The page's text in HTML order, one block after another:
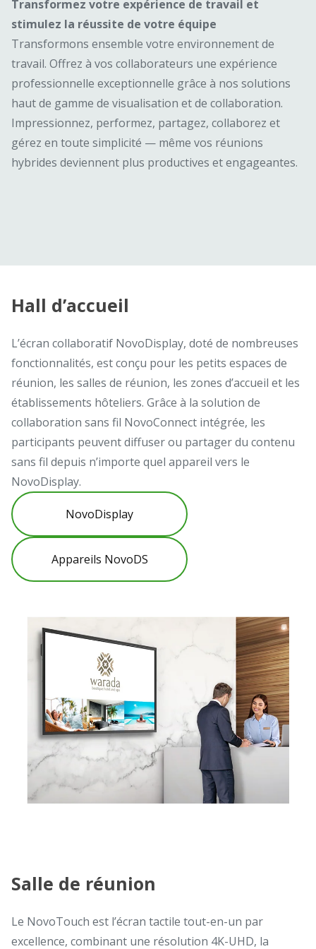
Transformez votre expérience de travail et
stimulez la réussite de votre équipe
Transformons ensemble votre environnement de
travail. Offrez à vos collaborateurs une expérience
professionnelle exceptionnelle grâce à nos solutions
haut de gamme de visualisation et de collaboration.
Impressionnez, performez, partagez, collaborez et
gérez en toute simplicité — même vos réunions
hybrides deviennent plus productives et engageantes.
Hall d’accueil
L’écran collaboratif NovoDisplay, doté de nombreuses
fonctionnalités, est conçu pour les petits espaces de
réunion, les salles de réunion, les zones d’accueil et les
établissements hôteliers. Grâce à la solution de
collaboration sans fil NovoConnect intégrée, les
participants peuvent diffuser ou partager du contenu
sans fil depuis n’importe quel appareil vers le
NovoDisplay.
NovoDisplay
Appareils NovoDS
Salle de réunion
Le NovoTouch est l’écran tactile tout-en-un par
excellence, combinant une résolution 4K-UHD, la